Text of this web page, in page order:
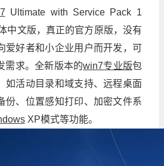
Ultimate with Service Pack 1
中文版，真正的官方原版，没有
爱好者和小企业用户而开发，可
需求。全新版本的win7专业版包
如活动目录和域支持、远程桌面
份、位置感知打印、加密文件系
XP模式等功能。